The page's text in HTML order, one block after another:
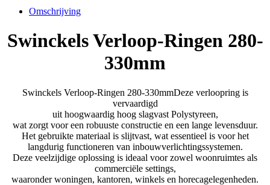
Omschrijving
Swinckels Verloop-Ringen 280-
330mm
Swinckels Verloop-Ringen 280-330mmDeze verloopring is
vervaardigd
uit hoogwaardig hoog slagvast Polystyreen,
wat zorgt voor een robuuste constructie en een lange levensduur.
Het gebruikte materiaal is slijtvast, wat essentieel is voor het
langdurig functioneren van inbouwverlichtingssystemen.
Deze veelzijdige oplossing is ideaal voor zowel woonruimtes als
commerciële settings,
waaronder woningen, kantoren, winkels en horecagelegenheden.